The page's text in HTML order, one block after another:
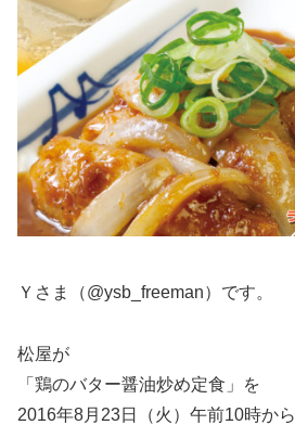
Ｙさま（@ysb_freeman）です。
松屋が
「鶏のバター醤油炒め定食」を
2016年8月23日（火）午前10時から